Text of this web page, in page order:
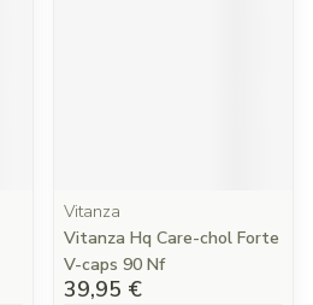
Vitanza
Vitanza Hq Care-chol Forte
V-caps 90 Nf
39,95 €